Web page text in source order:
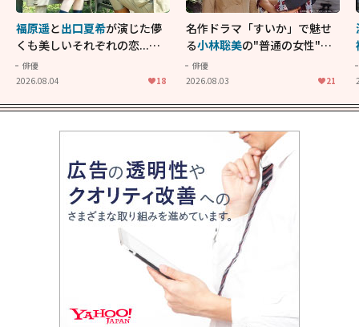
福原遥と出口夏希が演じた儚
くも美しいそれぞれの恋...生
きることの尊さを教えてくれ
た映画「あの花が咲く丘で、
俳優
2026.08.04
18
名作ドラマ「すいか」で魅せ
る小林聡美の"普通の女性"が
大人に刺さる...映画「かもめ
食堂」にも通じる静かな芝居
俳優
2026.08.03
21